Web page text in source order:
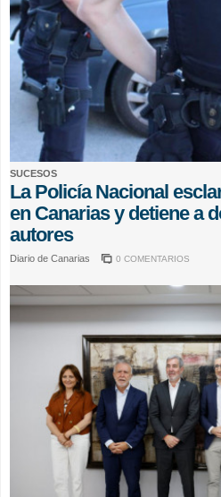
SUCESOS
La Policía Nacional
en Canarias y detiene a
autores
Diario de Canarias 0 COMENTARIOS